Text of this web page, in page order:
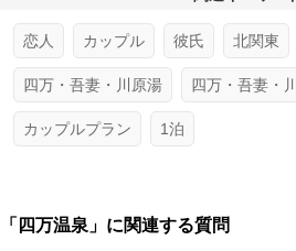
恋人 カップル 彼氏 北関東
四万・吾妻・川原湯 四万・吾妻・
カップルプラン 1泊
「四万温泉」に関連する質問